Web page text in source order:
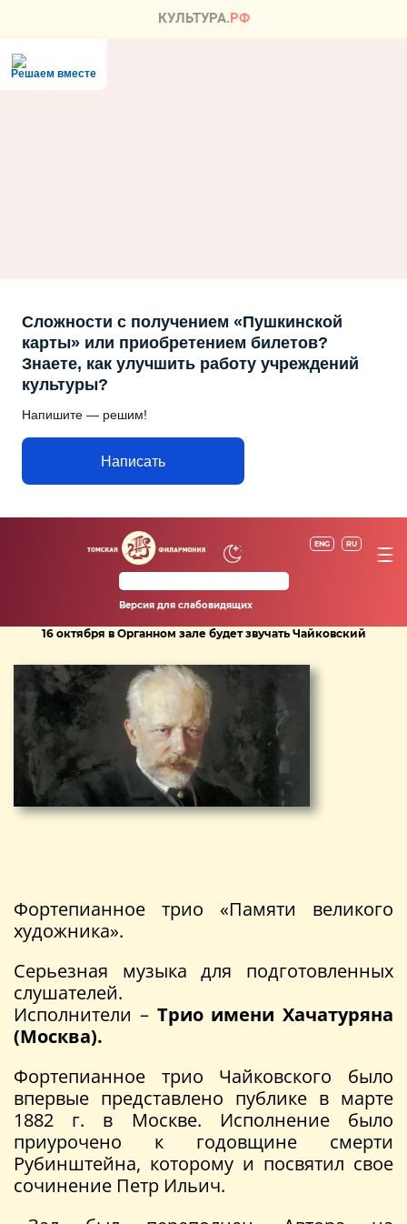
Решаем вместе
Сложности с получением «Пушкинской
карты» или приобретением билетов?
Знаете, как улучшить работу учреждений
культуры?
Напишите — решим!
Написать
ENG RU
Версия для слабовидящих
16 октября в Органном зале будет звучать Чайковский
Фортепианное трио «Памяти великого
художника».
Серьезная музыка для подготовленных
слушателей.
Исполнители – Трио имени Хачатуряна
(Москва).
Фортепианное трио Чайковского было
впервые представлено публике в марте
1882 г. в Москве. Исполнение было
приурочено к годовщине смерти
Рубинштейна, которому и посвятил свое
сочинение Петр Ильич.